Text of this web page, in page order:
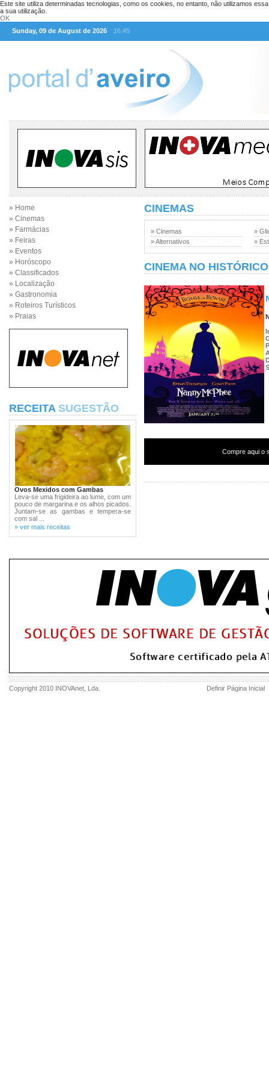
Este site utiliza determinadas tecnologias, como os cookies, no entanto, não utilizamos
a sua utilização.
OK
Sunday, 09 de August de 2026
16:45
» Home
» Cinemas
» Farmácias
» Feiras
» Eventos
» Horóscopo
» Classificados
» Localização
» Gastronomia
» Roteiros Turísticos
» Praias
RECEITA SUGESTÃO
Ovos Mexidos com Gambas
Leva-se uma frigideira ao lume, com um
pouco de margarina e os alhos picados.
Juntam-se as gambas e tempera-se
com sal ...
» ver mais receitas
CINEMAS
» Cinemas
» Alternativos
»
»
CINEMA NO HISTÓRICO
Compre aqui o
Copyright 2010 INOVAnet , Lda. Definir Página Inicial